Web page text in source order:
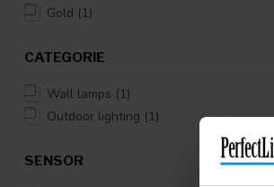
Gold (1)
CATEGORIE
Wall lamps (1)
Outdoor lighting (1)
SENSOR